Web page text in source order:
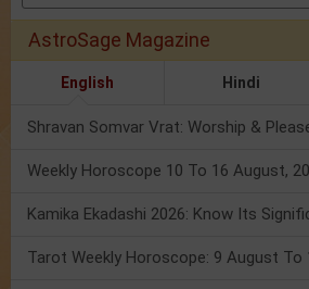
AstroSage Magazine
English Hindi
Tarot Weekly Horoscope: 9 August To